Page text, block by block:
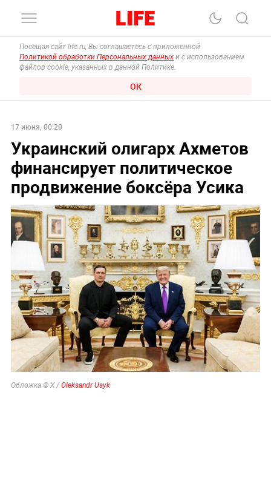
Посещая сайт life.ru, Вы соглашаетесь с приложенной
Политикой обработки Персональных данных и с использованием
файлов cookie, указанных в данной Политике.
ОК
17 июня, 00:20
Украинский олигарх Ахметов
финансирует политическое
продвижение боксёра Усика
Обложка © X / Oleksandr Usyk